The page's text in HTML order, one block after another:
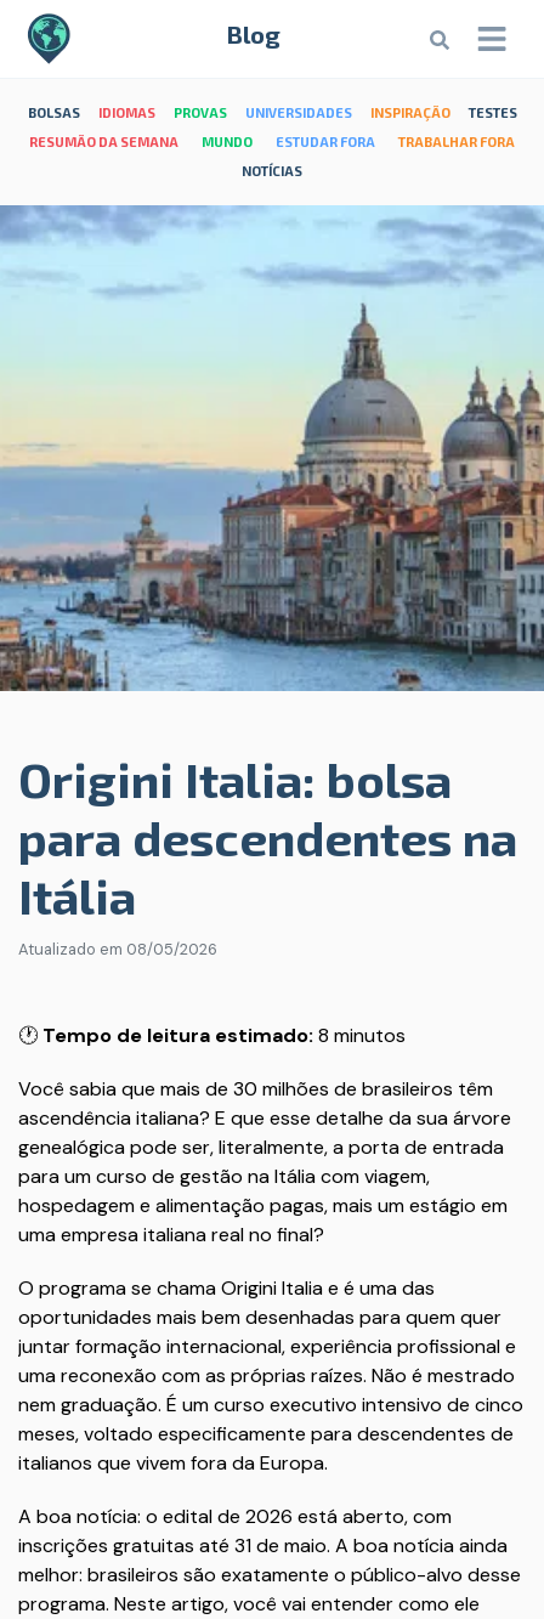
Blog
BOLSAS IDIOMAS PROVAS UNIVERSIDADES INSPIRAÇÃO
TESTES
RESUMÃO DA SEMANA
MUNDO ESTUDAR FORA
TRABALHAR FORA
NOTÍCIAS
Origini Italia: bolsa
para descendentes na
Itália
Atualizado em 08/05/2026
🕐 Tempo de leitura estimado: 8 minutos
Você sabia que mais de 30 milhões de brasileiros têm
ascendência italiana? E que esse detalhe da sua árvore
genealógica pode ser, literalmente, a porta de entrada
para um curso de gestão na Itália com viagem,
hospedagem e alimentação pagas, mais um estágio em
uma empresa italiana real no final?
O programa se chama Origini Italia e é uma das
oportunidades mais bem desenhadas para quem quer
juntar formação internacional, experiência profissional e
uma reconexão com as próprias raízes. Não é mestrado
nem graduação. É um curso executivo intensivo de cinco
meses, voltado especificamente para descendentes de
italianos que vivem fora da Europa.
A boa notícia: o edital de 2026 está aberto, com
inscrições gratuitas até 31 de maio. A boa notícia ainda
melhor: brasileiros são exatamente o público-alvo desse
programa. Neste artigo, você vai entender como ele